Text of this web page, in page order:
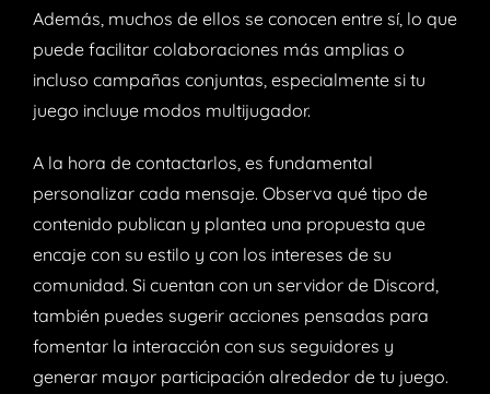
Además, muchos de ellos se conocen entre sí, lo que
puede facilitar colaboraciones más amplias o
incluso campañas conjuntas, especialmente si tu
juego incluye modos multijugador.
A la hora de contactarlos, es fundamental
personalizar cada mensaje. Observa qué tipo de
contenido publican y plantea una propuesta que
encaje con su estilo y con los intereses de su
comunidad. Si cuentan con un servidor de Discord,
también puedes sugerir acciones pensadas para
fomentar la interacción con sus seguidores y
generar mayor participación alrededor de tu juego.